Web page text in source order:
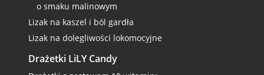
o smaku malinowym
Lizak na kaszel i ból gardła
Lizak na dolegliwości lokomocyjne
Drażetki LiLY Candy